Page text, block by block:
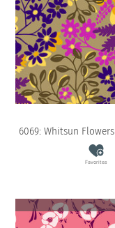
6069: Whitsun Flowers
Favorites